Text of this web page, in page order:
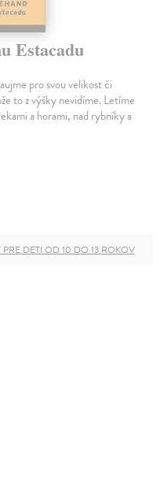
Estacadu
pro svou velikost či
to z výšky nevidíme. Letíme
a horami, nad rybníky a
DETI OD 10 DO 13 ROKOV